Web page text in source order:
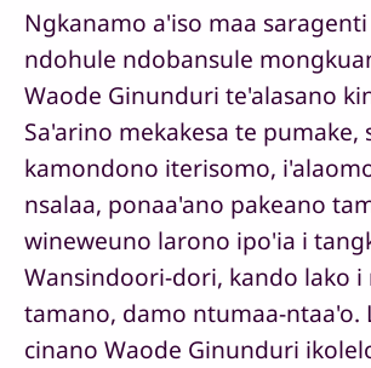
Ngkanamo a'iso maa
ndohule ndobansule
Waode Ginunduri te'alasano
Sa'arino mekakesa te pumake,
kamondono iterisomo,
nsalaa, ponaa'ano pakeano
wineweuno larono ipo'ia i
Wansindoori-dori, kando lako i
tamano, damo ntumaa-ntaa'o.
cinano Waode Ginunduri